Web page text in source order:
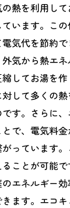
熱を利用し
います。こ
気代を節約
気から熱エ
してお湯を
して多くの
す。さらに
で、電気料
っています
ことが可能
エネルギー
ます。エコ